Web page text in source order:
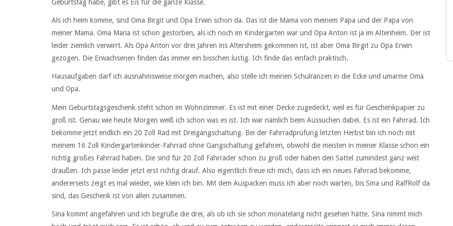
Geburtstag habe, gibt es Eis für die ganze Klasse.
Als ich heim komme, sind Oma Birgit und Opa Erwin schon da. Das ist die Mama von meinem Papa und der Papa von
meiner Mama. Oma Maria ist schon gestorben, als ich noch im Kindergarten war und Opa Anton ist ja im Altenheim. Der ist
leider ziemlich verwirrt. Als Opa Anton vor drei Jahren ins Altersheim gekommen ist, ist aber Oma Birgit zu Opa Erwin
gezogen. Die Erwachsenen finden das immer ein bisschen lustig. Ich finde das einfach praktisch.
Hausaufgaben darf ich ausnahmsweise morgen machen, also stelle ich meinen Schulranzen in die Ecke und umarme Oma
und Opa.
Mein Geburtstagsgeschenk steht schon im Wohnzimmer. Es ist mit einer Decke zugedeckt, weil es für Geschenkpapier zu
groß ist. Genau wie heute Morgen weiß ich schon was es ist. Ich war nämlich beim Aussuchen dabei. Es ist ein Fahrrad. Ich
bekomme jetzt endlich ein 20 Zoll Rad mit Dreigangschaltung. Bei der Fahrradprüfung letzten Herbst bin ich noch mit
meinem 16 Zoll Kindergartenkinder-Fahrrad ohne Gangschaltung gefahren, obwohl die meisten in meiner Klasse schon ein
richtig großes Fahrrad haben. Die sind für 20 Zoll Fahrräder schon zu groß oder haben den Sattel zumindest ganz weit
draußen. Ich passe leider jetzt erst richtig drauf. Also eigentlich freue ich mich, dass ich ein neues Fahrrad bekomme,
andererseits zeigt es mal wieder, wie klein ich bin. Mit dem Auspacken muss ich aber noch warten, bis Sina und RalfRolf da
sind, das Geschenk ist von allen zusammen.
Sina kommt angefahren und ich begrüße die drei, als ob ich sie schon monatelang nicht gesehen hätte. Sina nimmt mich